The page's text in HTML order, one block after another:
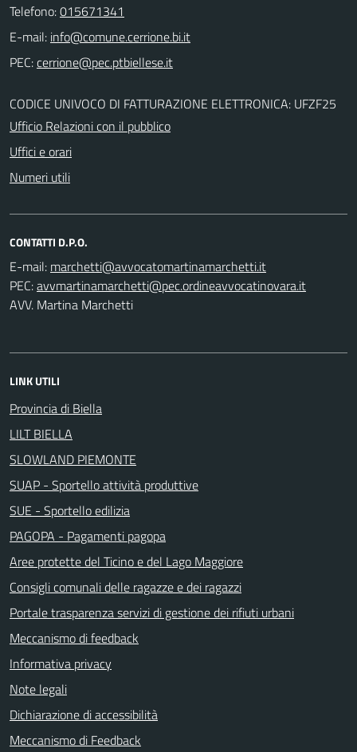
Telefono:015671341
E-mail:
PEC:
CODICE UNIVOCO DI FATTURAZIONE ELETTRONICA: UFZF25
Ufficio Relazioni con il pubblico
Uffici e orari
Numeri utili
CONTATTI D.P.O.
E-mail:
PEC:
AVV. Martina Marchetti
LINK UTILI
Provincia di Biella
LILT BIELLA
SLOWLAND PIEMONTE
SUAP - Sportello attività produttive
SUE - Sportello edilizia
PAGOPA - Pagamenti pagopa
Aree protette del Ticino e del Lago Maggiore
Consigli comunali delle ragazze e dei ragazzi
Portale trasparenza servizi di gestione dei rifiuti urbani
Meccanismo di feedback
Informativa privacy
Note legali
Dichiarazione di accessibilità
Meccanismo di Feedback